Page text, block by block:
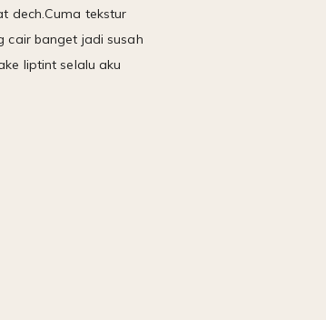
dech.Cuma tekstur
cair banget jadi susah
liptint selalu aku